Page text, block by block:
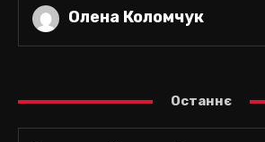
Олена Коломчук
Останнє